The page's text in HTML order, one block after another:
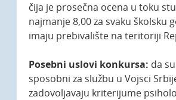
čija je prosečna ocena u toku
najmanje 8,00 za svaku školsku
imaju prebivalište na teritoriji
Posebni uslovi konkursa: da
sposobni za službu u Vojsci
zadovoljavaju kriterijume